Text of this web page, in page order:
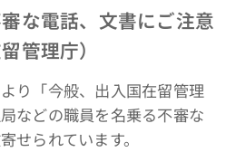
な電話、文書にご注意
管理庁）
り「今般、出入国在留管理
などの職員を名乗る不審な
せられています。